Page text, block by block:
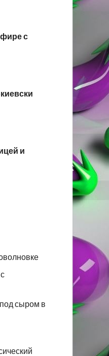
с
и
сыром в